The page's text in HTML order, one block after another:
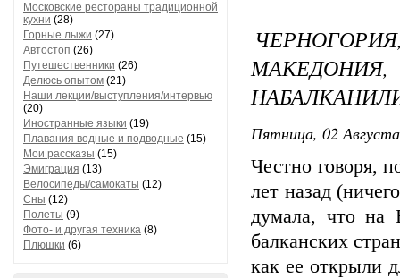
Московские рестораны традиционной
кухни (28)
Горные лыжи (27)
Автостоп (26)
Путешественники (26)
Делюсь опытом (21)
Наши лекции/выступления/интервью
(20)
Иностранные языки (19)
Плавания водные и подводные (15)
Мои рассказы (15)
Эмиграция (13)
Велосипеды/самокаты (12)
Сны (12)
Полеты (9)
Фото- и другая техника (8)
Плюшки (6)
Пятница, 02
Честно говоря,
лет назад
думала, что на
балканских
как ее открыли